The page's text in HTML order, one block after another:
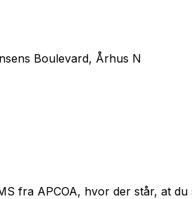
Boulevard, Århus N
fra APCOA, hvor der står, at